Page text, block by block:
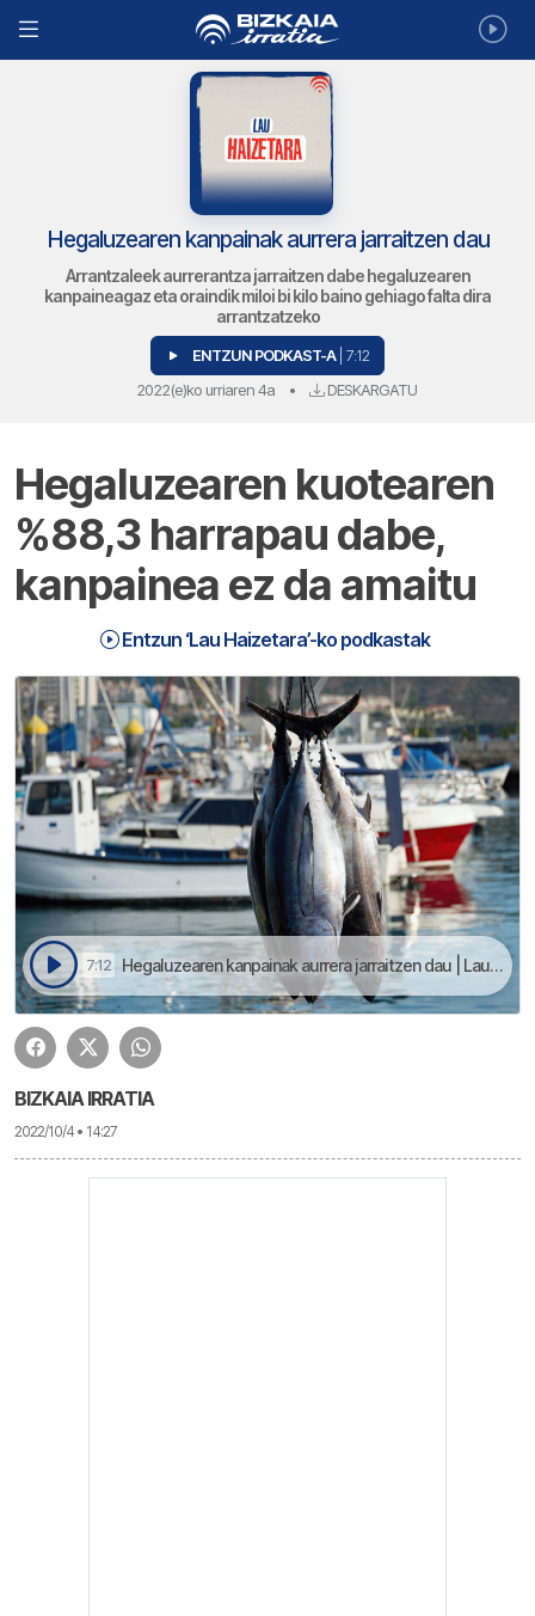
Hegaluzearen kanpainak aurrera jarraitzen dau
Arrantzaleek aurrerantza jarraitzen dabe hegaluzearen
kanpaineagaz eta oraindik miloi bi kilo baino gehiago falta dira
arrantzatzeko
ENTZUN PODKAST-A | 7:12
2022(e)ko urriaren 4a • DESKARGATU
Hegaluzearen kuotearen
%88,3 harrapau dabe,
kanpainea ez da amaitu
Entzun ‘Lau Haizetara’-ko podkastak
7:12 Hegaluzearen kanpainak aurrera jarraitzen dau | Lau Haizetara
BIZKAIA IRRATIA
2022/10/4 • 14:27